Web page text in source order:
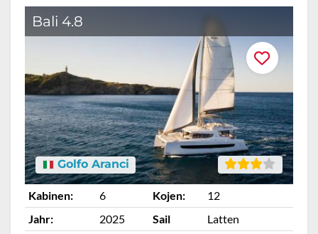
Bali 4.8
Golfo Aranci
Kabinen: 6 Kojen:
12
Jahr:
2025 Sail
Latten